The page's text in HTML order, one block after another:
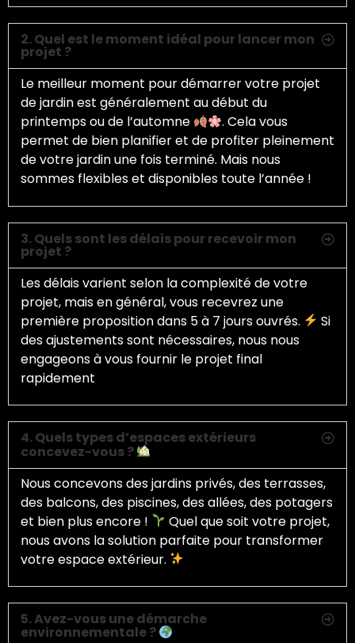
2. Quel est le moment idéal pour lancer mon
projet ?
Le meilleur moment pour démarrer votre projet
de jardin est généralement au début du
printemps ou de l’automne
. Cela vous
permet de bien planifier et de profiter pleinement
de votre jardin une fois terminé. Mais nous
sommes flexibles et disponibles toute l’année !
3. Quels sont les délais pour recevoir mon
projet ?
Les délais varient selon la complexité de votre
projet, mais en général, vous recevrez une
première proposition dans 5 à 7 jours ouvrés.
Si
des ajustements sont nécessaires, nous nous
engageons à vous fournir le projet final
rapidement
4. Quels types d’espaces extérieurs
concevez-vous ?
Nous concevons des jardins privés, des terrasses,
des balcons, des piscines, des allées, des potagers
et bien plus encore !
Quel que soit votre projet,
nous avons la solution parfaite pour transformer
votre espace extérieur.
5. Avez-vous une démarche
environnementale ?